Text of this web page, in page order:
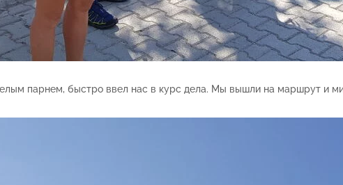
парнем, быстро ввел нас в курс дела. Мы вышли на маршрут и